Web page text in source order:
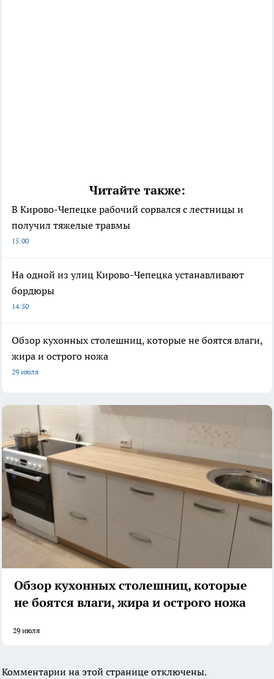
Читайте также:
В Кирово-Чепецке рабочий сорвался с лестницы и
получил тяжелые травмы
15:00
На одной из улиц Кирово-Чепецка устанавливают
бордюры
14:50
Обзор кухонных столешниц, которые не боятся влаги,
жира и острого ножа
29 июля
Обзор кухонных столешниц, которые
не боятся влаги, жира и острого ножа
29 июля
Комментарии на этой странице отключены.